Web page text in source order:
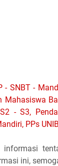
- SNBT -
- S3,
PPs
ini,